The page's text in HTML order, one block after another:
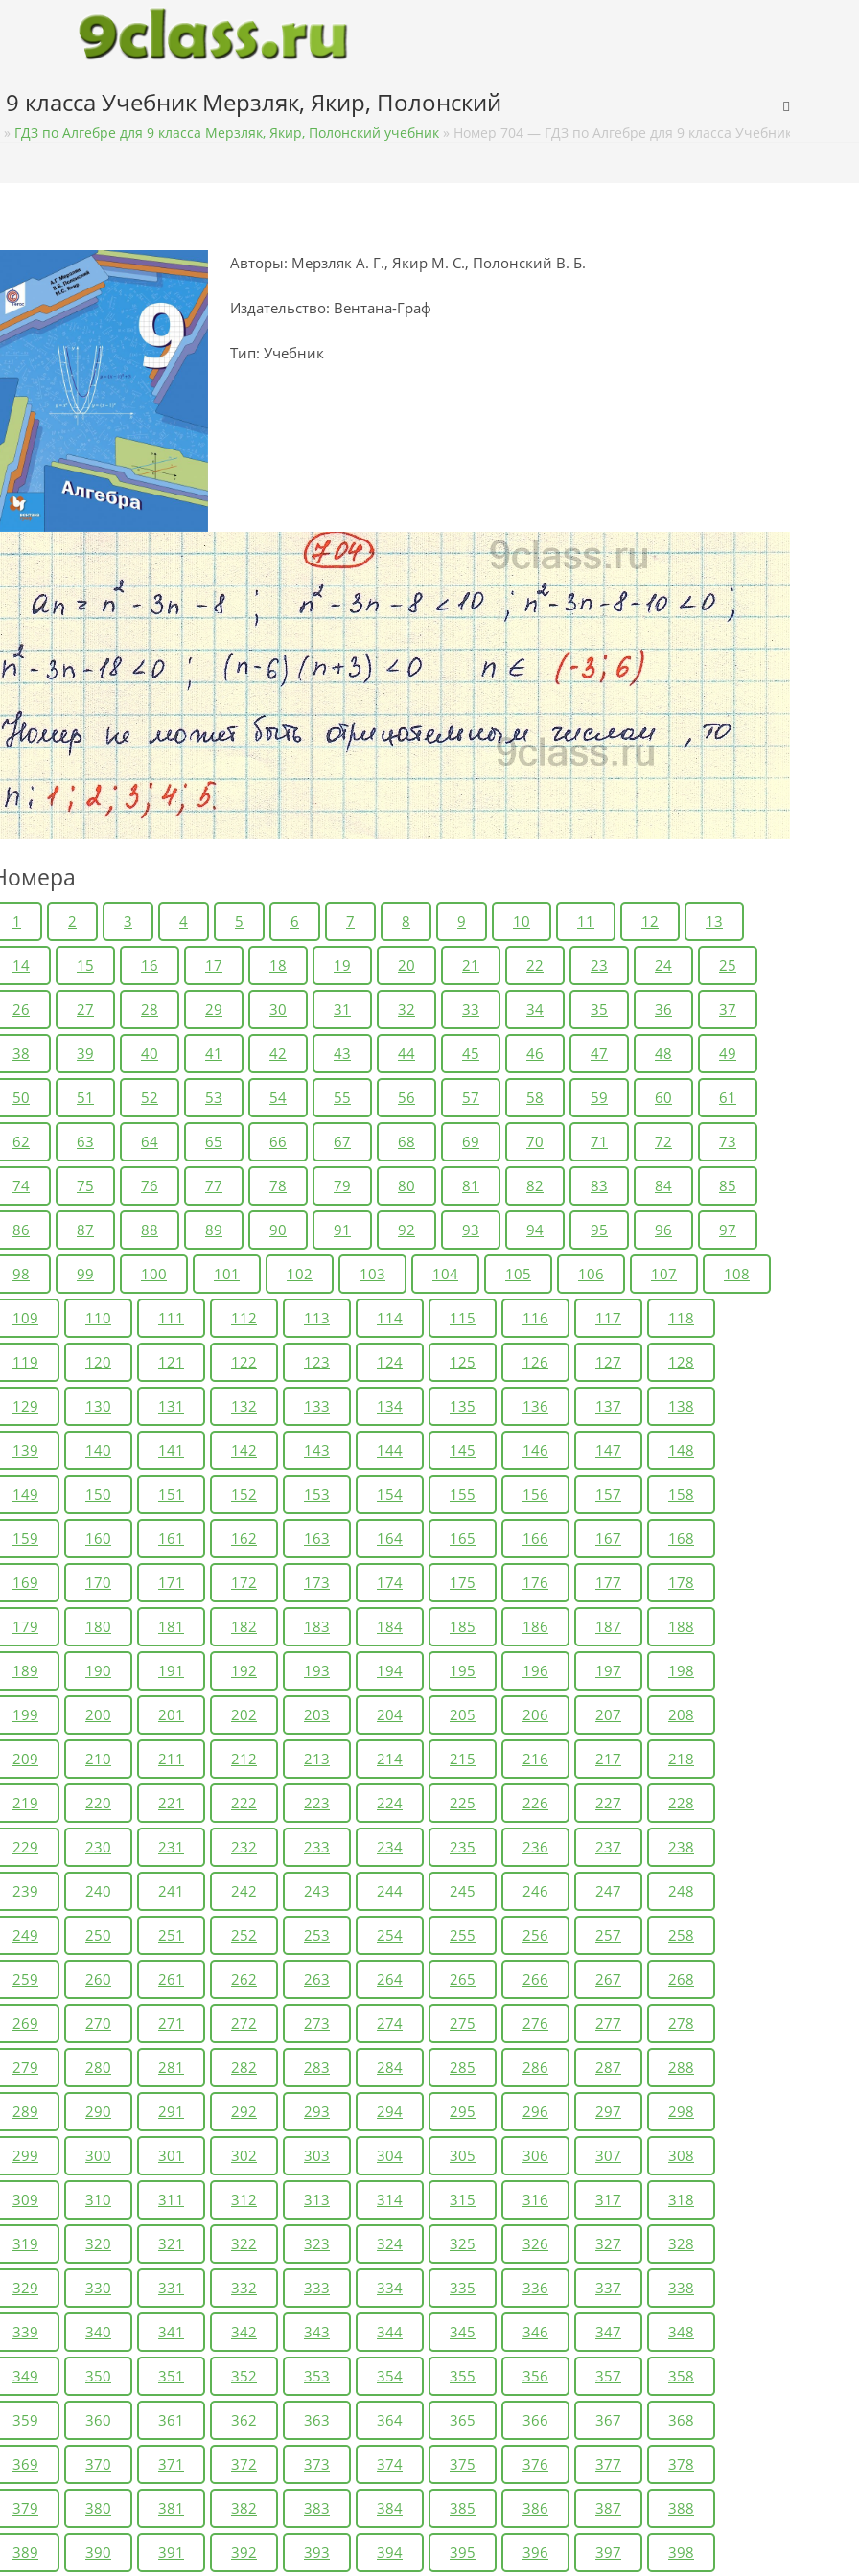
класса Учебник Мерзляк, Якир, Полонский
» ГДЗ по Алгебре для 9 класса Мерзляк, Якир, Полонский учебник » Номер 704 — ГДЗ по Алгебре для 9 класса Учебник
Авторы: Мерзляк А. Г., Якир М. С., Полонский В. Б.
Издательство: Вентана-Граф
Тип: Учебник
1 2 3 4 5 6 7 8 9 10 11 12 13
14 15 16 17 18 19 20 21 22 23 24 25
26 27 28 29 30 31 32 33 34 35 36 37
38 39 40 41 42 43 44 45 46 47 48 49
50 51 52 53 54 55 56 57 58 59 60 61
62 63 64 65 66 67 68 69 70 71 72 73
74 75 76 77 78 79 80 81 82 83 84 85
86 87 88 89 90 91 92 93 94 95 96 97
98 99 100 101 102 103 104 105 106 107 108
109 110 111 112 113 114 115 116 117 118
119 120 121 122 123 124 125 126 127 128
129 130 131 132 133 134 135 136 137 138
139 140 141 142 143 144 145 146 147 148
149 150 151 152 153 154 155 156 157 158
159 160 161 162 163 164 165 166 167 168
169 170 171 172 173 174 175 176 177 178
179 180 181 182 183 184 185 186 187 188
189 190 191 192 193 194 195 196 197 198
199 200 201 202 203 204 205 206 207 208
209 210 211 212 213 214 215 216 217 218
219 220 221 222 223 224 225 226 227 228
229 230 231 232 233 234 235 236 237 238
239 240 241 242 243 244 245 246 247 248
249 250 251 252 253 254 255 256 257 258
259 260 261 262 263 264 265 266 267 268
269 270 271 272 273 274 275 276 277 278
279 280 281 282 283 284 285 286 287 288
289 290 291 292 293 294 295 296 297 298
299 300 301 302 303 304 305 306 307 308
309 310 311 312 313 314 315 316 317 318
319 320 321 322 323 324 325 326 327 328
329 330 331 332 333 334 335 336 337 338
339 340 341 342 343 344 345 346 347 348
349 350 351 352 353 354 355 356 357 358
359 360 361 362 363 364 365 366 367 368
369 370 371 372 373 374 375 376 377 378
379 380 381 382 383 384 385 386 387 388
389 390 391 392 393 394 395 396 397 398